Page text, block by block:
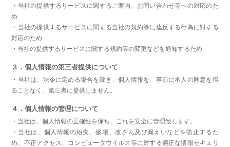
・当社の提供するサービスに関するご案内、お問い合わせ等への対応のた
め
・当社の提供するサービスに関する当社の規約等に違反する行為に対する
対応のため
・当社の提供するサービスに関する規約等の変更などを通知するため
３．個人情報の第三者提供について
・当社は、法令に定める場合を除き、個人情報を、事前に本人の同意を得
ることなく、第三者に提供しません。
４．個人情報の管理について
・当社は、個人情報の正確性を保ち、これを安全に管理致します。
・当社は、個人情報の紛失、破壊、改ざん及び漏えいなどを防止するた
め、不正アクセス、コンピュータウイルス等に対する適正な情報セキュリ